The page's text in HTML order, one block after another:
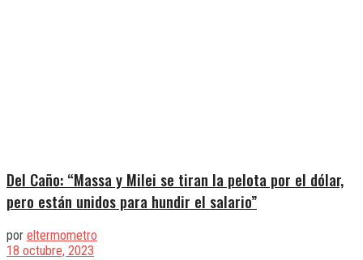
Del Caño: “Massa y Milei se tiran la pelota por el dólar,
pero están unidos para hundir el salario”
por eltermometro
18 octubre, 2023